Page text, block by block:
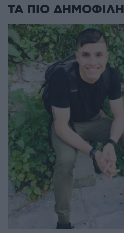
ΤΑ ΠΙΟ ΔΗΜΟΦΙΛΗ